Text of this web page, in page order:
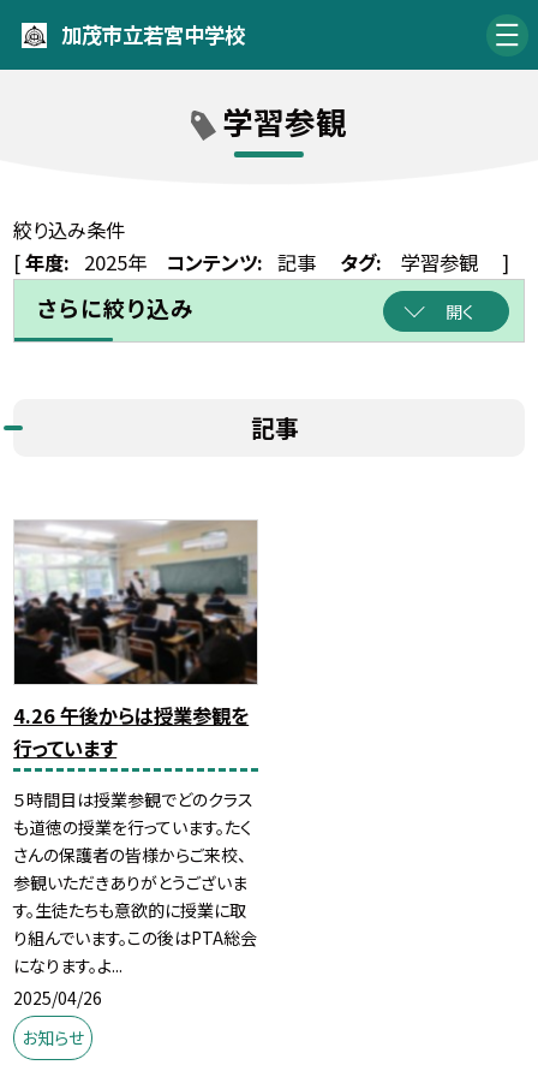
加茂市立若宮中学校
学習参観
絞り込み条件
[年度: 2025年 コンテンツ: 記事 タグ: 学習参観 ]
さらに絞り込み 開く
記事
4.26 午後からは授業参観を
行っています
５時間目は授業参観でどのクラス
も道徳の授業を行っています。たく
さんの保護者の皆様からご来校、
参観いただきありがとうございま
す。生徒たちも意欲的に授業に取
り組んでいます。この後はPTA総会
になります。よ...
2025/04/26
お知らせ